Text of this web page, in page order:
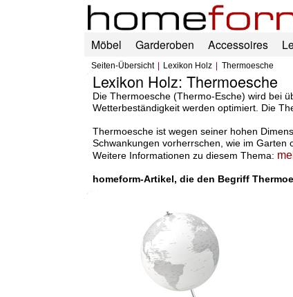
Möbel Garderoben Accessoires
Seiten-Übersicht Lexikon Holz Thermoesche
Lexikon Holz: Thermoesche
Die Thermoesche (Thermo-Esche) wird bei
Wetterbeständigkeit werden optimiert. Die
Thermoesche ist wegen seiner hohen
Schwankungen vorherrschen, wie im Garten
Weitere Informationen zu diesem Thema:
homeform-Artikel, die den Begriff